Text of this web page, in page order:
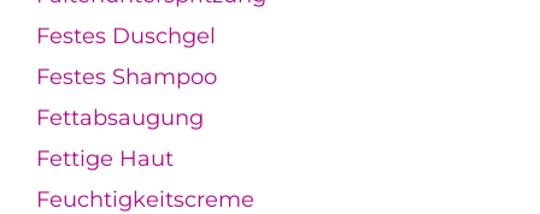
Festes Duschgel
Festes Shampoo
Fettabsaugung
Fettige Haut
Feuchtigkeitscreme